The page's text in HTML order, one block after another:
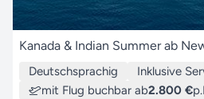
Kanada & Indian Summer ab
Deutschsprachig
Inklusive
mit Flug buchbar ab2.800 €